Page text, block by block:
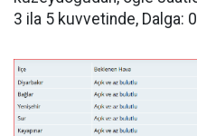
3 ila 5 kuvvetinde, Dalga: